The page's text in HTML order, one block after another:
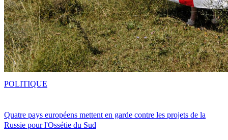
Quatre pays européens mettent en garde contre les projets de la
Russie pour l'Ossétie du Sud
POLITIQUE